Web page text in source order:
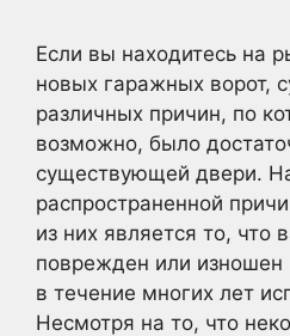
Если вы находитесь на
новых гаражных ворот,
различных причин, по
возможно, было
существующей двери.
распространенной
из них является то, что
поврежден или изношен
в течение многих лет
Несмотря на то, что